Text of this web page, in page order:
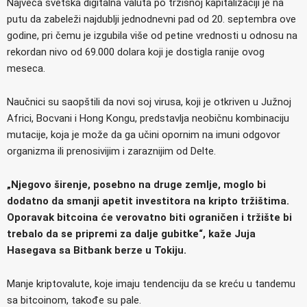
Najveća svetska digitalna valuta po tržišnoj kapitalizaciji je na
putu da zabeleži najdublji jednodnevni pad od 20. septembra ove
godine, pri čemu je izgubila više od petine vrednosti u odnosu na
rekordan nivo od 69.000 dolara koji je dostigla ranije ovog
meseca.
Naučnici su saopštili da novi soj virusa, koji je otkriven u Južnoj
Africi, Bocvani i Hong Kongu, predstavlja neobičnu kombinaciju
mutacije, koja je može da ga učini opornim na imuni odgovor
organizma ili prenosivijim i zaraznijim od Delte.
„Njegovo širenje, posebno na druge zemlje, moglo bi
dodatno da smanji apetit investitora na kripto tržištima.
Oporavak bitcoina će verovatno biti ograničen i tržište bi
trebalo da se pripremi za dalje gubitke“, kaže Juja
Hasegava sa Bitbank berze u Tokiju.
Manje kriptovalute, koje imaju tendenciju da se kreću u tandemu
sa bitcoinom, takođe su pale.